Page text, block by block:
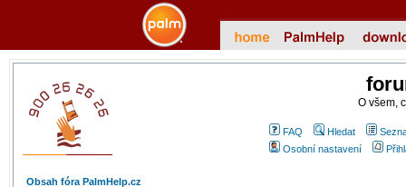
O všem,
FAQ Hledat
Osobní nastavení
Obsah fóra PalmHelp.cz